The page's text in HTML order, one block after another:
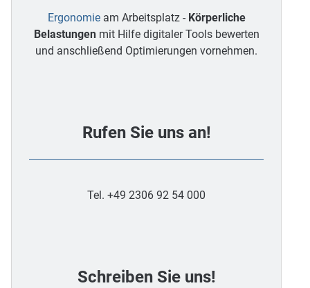
Ergonomieam Arbeitsplatz - Körperliche
Belastungenmit Hilfe digitaler Tools bewerten
und anschließend Optimierungen vornehmen.
Rufen Sie uns an!
Tel. +49 2306 92 54 000
Schreiben Sie uns!